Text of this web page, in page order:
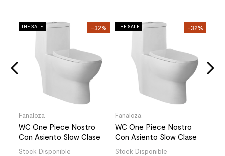
THE SALE -32%
Fanaloza
WC One Piece Nostro
Con Asiento Slow Clase
Descarga a Piso 305 mm
Stock Disponible
THE SALE -32%
Fanaloza
WC One Piece Nostro
Con Asiento Slow Clase
Descarga a Piso 305 mm
Stock Disponible